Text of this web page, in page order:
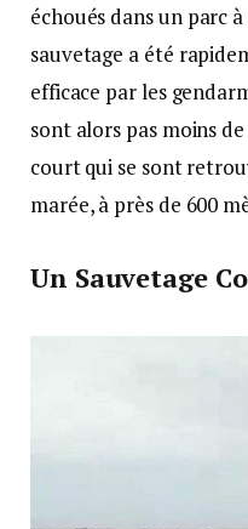
échoués dans un parc
sauvetage a été
efficace par les
sont alors pas moins
court qui se sont
marée, à près de 600
Un Sauvetage